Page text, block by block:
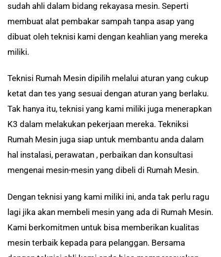
sudah ahli dalam bidang rekayasa mesin. Seperti
membuat alat pembakar sampah tanpa asap yang
dibuat oleh teknisi kami dengan keahlian yang mereka
miliki.
Teknisi Rumah Mesin dipilih melalui aturan yang cukup
ketat dan tes yang sesuai dengan aturan yang berlaku.
Tak hanya itu, teknisi yang kami miliki juga menerapkan
K3 dalam melakukan pekerjaan mereka. Tekniksi
Rumah Mesin juga siap untuk membantu anda dalam
hal instalasi, perawatan , perbaikan dan konsultasi
mengenai mesin-mesin yang dibeli di Rumah Mesin.
Dengan teknisi yang kami miliki ini, anda tak perlu ragu
lagi jika akan membeli mesin yang ada di Rumah Mesin.
Kami berkomitmen untuk bisa memberikan kualitas
mesin terbaik kepada para pelanggan. Bersama